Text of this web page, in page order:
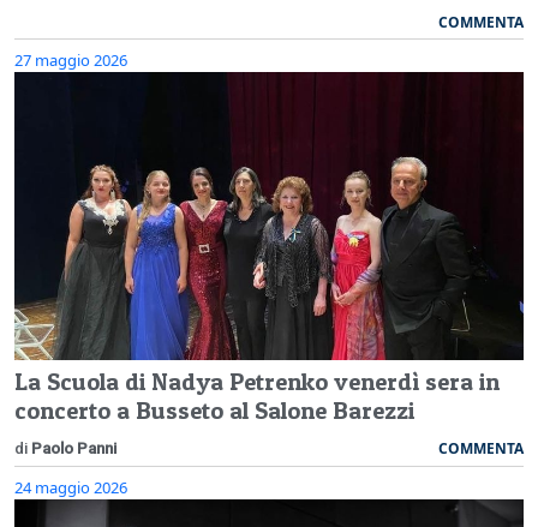
COMMENTA
27 maggio 2026
La Scuola di Nadya Petrenko venerdì sera in
concerto a Busseto al Salone Barezzi
di Paolo Panni COMMENTA
24 maggio 2026